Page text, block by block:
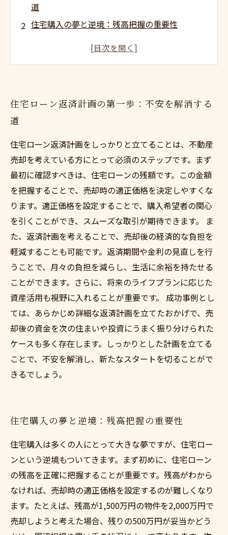
道
住宅購入の夢と逆境：残高把握の重要性
売却時の適正価格を決めるための計画
不動産売却のきっかけ：安心して次のステップ
あなたもできる！住宅ローン返済計画の実践ガ
イド
住宅ローン返済計画の第一歩：不安を解消する
道
住宅ローン返済計画をしっかりと立てることは、不動産
売却を考えている方にとって必須のステップです。まず
最初に確認すべきは、住宅ローンの残額です。この金額
を把握することで、売却時の適正価格を決定しやすくな
ります。適正価格を設定することで、購入希望者の関心
を引くことができ、スムーズな取引が期待できます。 ま
た、返済計画を考えることで、売却後の経済的な負担を
軽減することも可能です。返済期間や金利の見直しを行
うことで、月々の負担を減らし、生活に余裕を持たせる
ことができます。さらに、将来のライフプランに応じた
資産活用も視野に入れることが重要です。 成功事例とし
ては、あらかじめ詳細な返済計画を立てたおかげで、売
却後の資金を次の住まいや投資にうまく振り分けられた
ケースも多く存在します。しっかりとした計画を立てる
ことで、不安を解消し、新たなスタートを切ることがで
きるでしょう。
住宅購入の夢と逆境：残高把握の重要性
住宅購入は多くの人にとって大きな夢ですが、住宅ロー
ンという逆境もついてきます。まず初めに、住宅ローン
の残高を正確に把握することが重要です。残高がわから
なければ、売却時の適正価格を設定するのが難しくなり
ます。たとえば、残高が1,500万円の物件を2,000万円で
売却しようと考えた場合、残りの500万円が妥当かどう